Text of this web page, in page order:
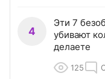
4
Эти 7
убивают
делаете
125